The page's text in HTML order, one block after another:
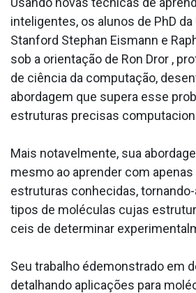
inteligentes, os alunos de PhD
Stanford Stephan Eismann e
sob a orientação de Ron Dror ,
de ciência da computação,
abordagem que supera esse
estruturas precisas
Mais notavelmente, sua
mesmo ao aprender com
estruturas conhecidas, tornando-
tipos de moléculas cujas
ceis de determinar
Seu trabalho édemonstrado em
detalhando aplicações para